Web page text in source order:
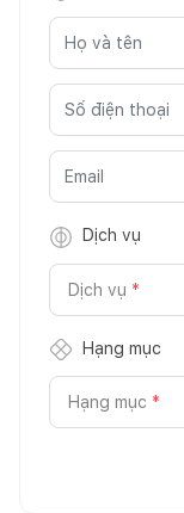
Dịch vụ
Dịch vụ *
Hạng mục
Hạng mục *